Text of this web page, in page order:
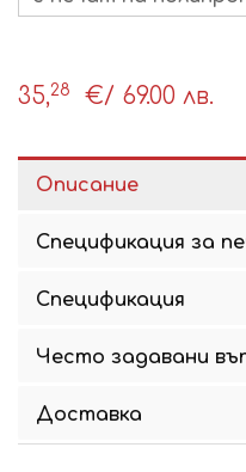
35,28 €/ 69.00 лв.
Описание
Спецификация за
Спецификация
Често задавани
Доставка